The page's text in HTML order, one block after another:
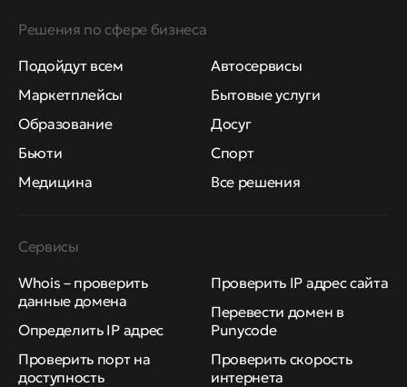
Решения по сфере бизнеса
Подойдут всем
Маркетплейсы
Образование
Бьюти
Медицина
Автосервисы
Бытовые услуги
Досуг
Спорт
Все решения
Сервисы
Whois – проверить
данные домена
Определить IP адрес
Проверить порт на
доступность
Проверить IP адрес сайта
Перевести домен в
Punycode
Проверить скорость
интернета